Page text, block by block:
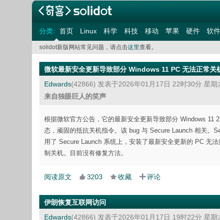
分类: 首页 Linux 科学 科技 移动 苹果 硬件 软件
solidot新版网站常见问题，请点击这里查看。
微软最新安全更新导致部分 Windows 11 PC 无法正常关
Edwards(42866) 发表于2026年01月17日 22时30分 星期
来自独眼巨人的笑声
根据微软官方公告，它的最新安全更新导致部分 Windows 11
态，顽固的抵抗关机指令。该 bug 与 Secure Launch 相关。
用了 Secure Launch 系统上，安装了最新安全更新的 PC 无
制关机。目前没有修复方法。
阅读原文 3203 收藏 评论
伊朗恢复互联网访问
Edwards(42866) 发表于2026年01月17日 19时22分 星期